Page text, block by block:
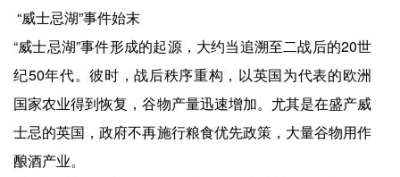
“威士忌湖”事件始末
“威士忌湖”事件形成的起源，大约当追溯至二战后的20世
纪50年代。彼时，战后秩序重构，以英国为代表的欧洲
国家农业得到恢复，谷物产量迅速增加。尤其是在盛产威
士忌的英国，政府不再施行粮食优先政策，大量谷物用作
酿酒产业。